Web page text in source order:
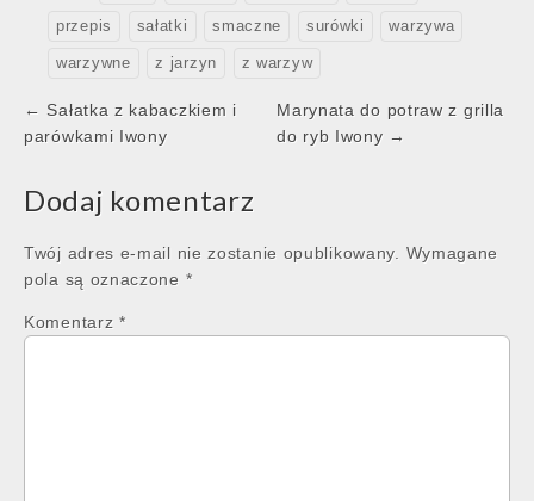
przepis sałatki smaczne surówki warzywa
warzywne z jarzyn z warzyw
Post
navigation
← Sałatka z kabaczkiem i
parówkami Iwony
Marynata do potraw z grilla
do ryb Iwony →
Dodaj komentarz
Twój adres e-mail nie zostanie opublikowany.
Wymagane
pola są oznaczone *
Komentarz *